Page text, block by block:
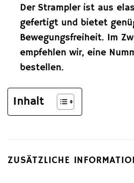
Der Strampler ist aus
gefertigt und bietet
Bewegungsfreiheit. Im
empfehlen wir, eine
bestellen.
Inhalt
ZUSÄTZLICHE